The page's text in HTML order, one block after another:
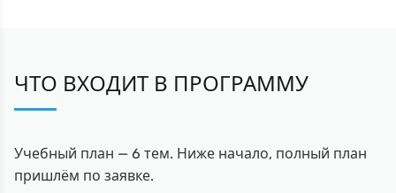
ЧТО ВХОДИТ В ПРОГРАММУ
Учебный план — 6 тем. Ниже начало, полный план
пришлём по заявке.